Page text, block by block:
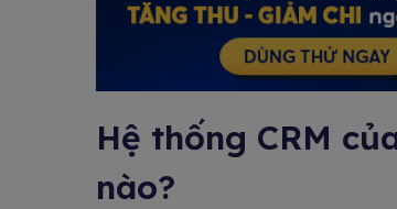
Hệ thống CRM
nào?